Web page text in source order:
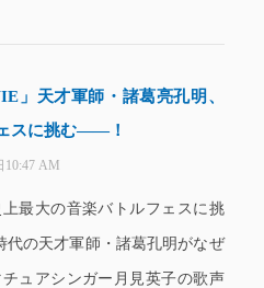
」天才軍師・諸葛亮孔明、
スに挑む――！
10:47 AM
最大の音楽バトルフェスに挑
の天才軍師・諸葛孔明がなぜ
ュアシンガー月見英子の歌声